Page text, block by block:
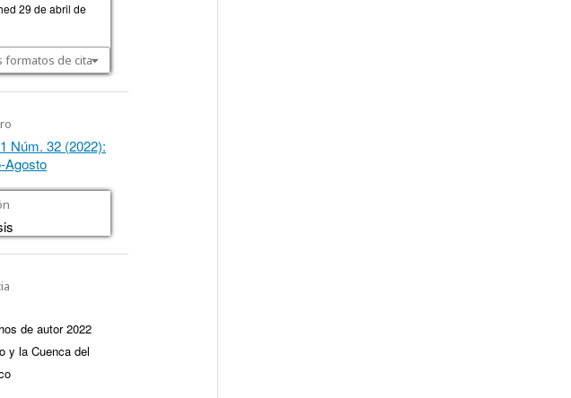
29 de abril de
formatos de cita
Núm. 32 (2022):
Agosto
de autor 2022
y la Cuenca del